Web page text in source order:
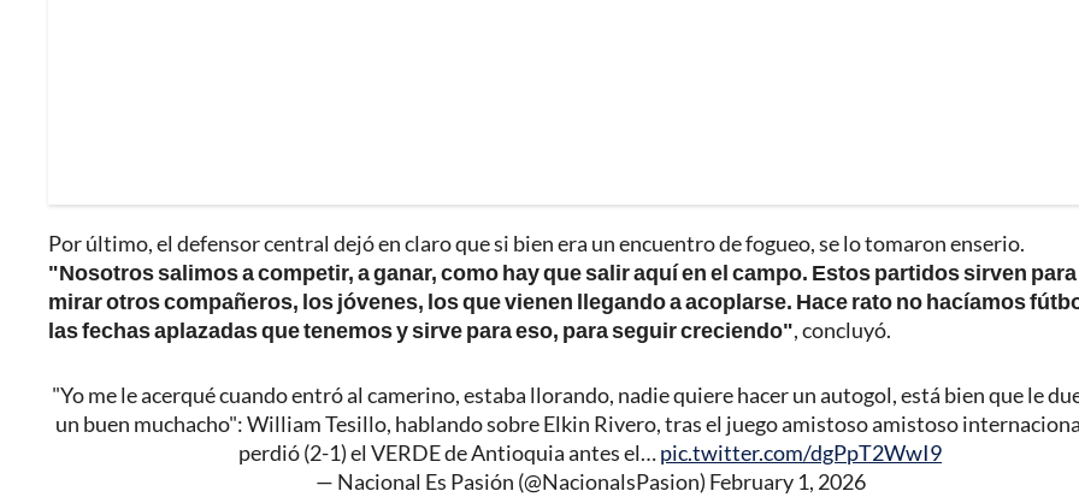
Por último, el defensor central dejó en claro que si bien era un encuentro de fogueo, se lo tomaron enserio.
"Nosotros salimos a competir, a ganar, como hay que salir aquí en el campo. Estos partidos sirven para
mirar otros compañeros, los jóvenes, los que vienen llegando a acoplarse. Hace rato no hacíamos
las fechas aplazadas que tenemos y sirve para eso, para seguir creciendo", concluyó.
"Yo me le acerqué cuando entró al camerino, estaba llorando, nadie quiere hacer un autogol, está bien que le
un buen muchacho": William Tesillo, hablando sobre Elkin Rivero, tras el juego amistoso amistoso
perdió (2-1) el VERDE de Antioquia antes el…pic.twitter.com/dgPpT2WwI9
— Nacional Es Pasión (@NacionalsPasion) February 1, 2026